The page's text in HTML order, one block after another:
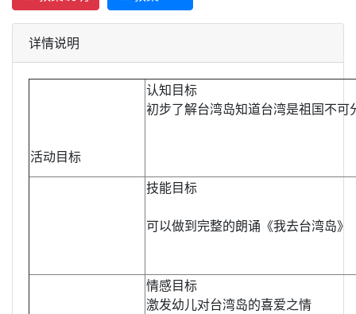
详情说明
活动目标
认知目标
初步了解台湾岛知道台湾是祖国不可
技能目标
可以做到完整的朗诵《我去台湾岛》
情感目标
激发幼儿对台湾岛的喜爱之情